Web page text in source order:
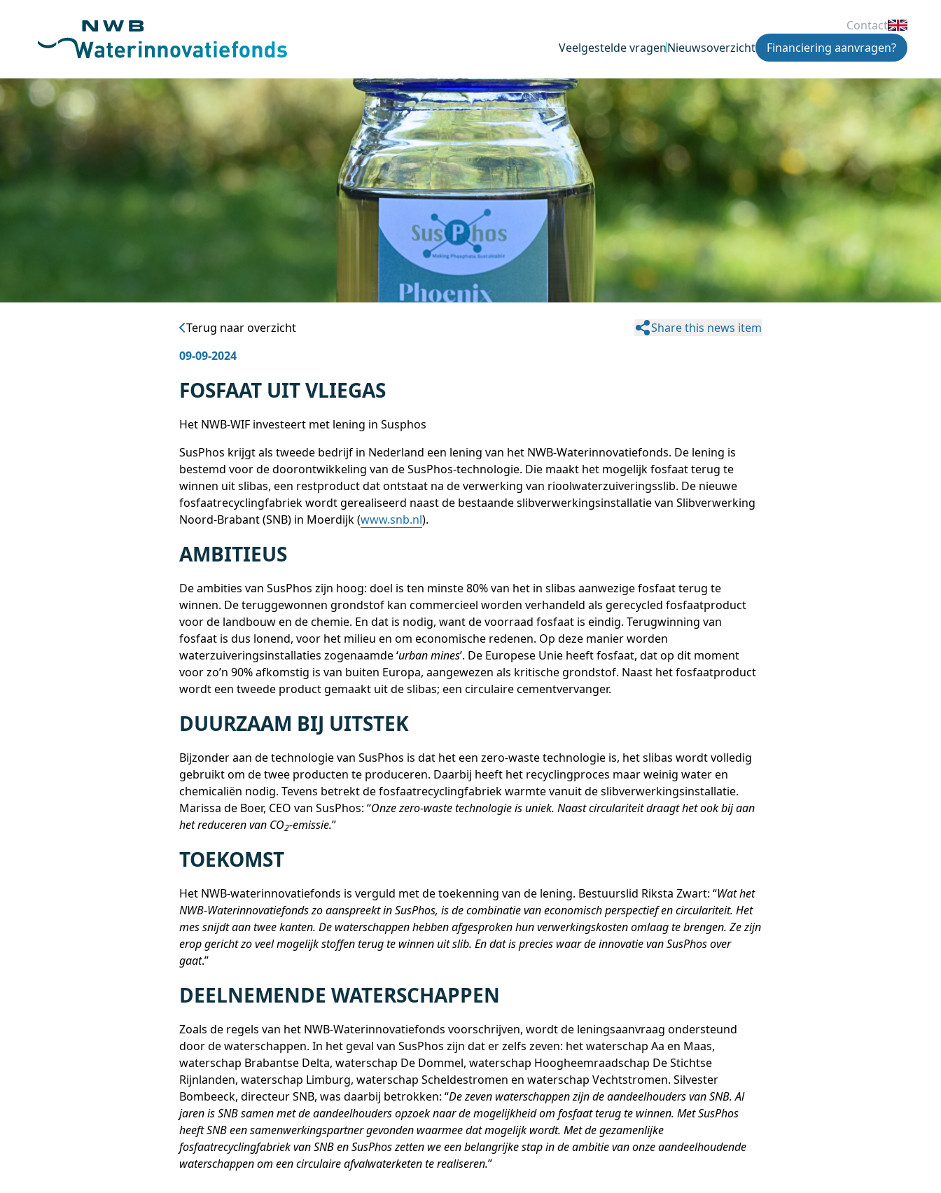
Contact
Veelgestelde vragenNieuwsoverzicht Financiering aanvragen?
Terug naar overzicht
Share this news item
09-09-2024
FOSFAAT UIT VLIEGAS
Het NWB-WIF investeert met lening in Susphos
SusPhos krijgt als tweede bedrijf in Nederland een lening van het NWB-Waterinnovatiefonds. De lening is
bestemd voor de doorontwikkeling van de SusPhos-technologie. Die maakt het mogelijk fosfaat terug te
winnen uit slibas, een restproduct dat ontstaat na de verwerking van rioolwaterzuiveringsslib. De nieuwe
fosfaatrecyclingfabriek wordt gerealiseerd naast de bestaande slibverwerkingsinstallatie van Slibverwerking
Noord-Brabant (SNB) in Moerdijk (www.snb.nl).
AMBITIEUS
De ambities van SusPhos zijn hoog: doel is ten minste 80% van het in slibas aanwezige fosfaat terug te
winnen. De teruggewonnen grondstof kan commercieel worden verhandeld als gerecycled fosfaatproduct
voor de landbouw en de chemie. En dat is nodig, want de voorraad fosfaat is eindig. Terugwinning van
fosfaat is dus lonend, voor het milieu en om economische redenen. Op deze manier worden
waterzuiveringsinstallaties zogenaamde ‘urban mines’. De Europese Unie heeft fosfaat, dat op dit moment
voor zo’n 90% afkomstig is van buiten Europa, aangewezen als kritische grondstof. Naast het fosfaatproduct
wordt een tweede product gemaakt uit de slibas; een circulaire cementvervanger.
DUURZAAM BIJ UITSTEK
Bijzonder aan de technologie van SusPhos is dat het een zero-waste technologie is, het slibas wordt volledig
gebruikt om de twee producten te produceren. Daarbij heeft het recyclingproces maar weinig water en
chemicaliën nodig. Tevens betrekt de fosfaatrecyclingfabriek warmte vanuit de slibverwerkingsinstallatie.
Marissa de Boer, CEO van SusPhos: “Onze zero-waste technologie is uniek. Naast circulariteit draagt het ook bij aan
het reduceren van CO2-emissie.”
TOEKOMST
Het NWB-waterinnovatiefonds is verguld met de toekenning van de lening. Bestuurslid Riksta Zwart: “Wat het
NWB-Waterinnovatiefonds zo aanspreekt in SusPhos, is de combinatie van economisch perspectief en circulariteit. Het
mes snijdt aan twee kanten. De waterschappen hebben afgesproken hun verwerkingskosten omlaag te brengen. Ze zijn
erop gericht zo veel mogelijk stoffen terug te winnen uit slib. En dat is precies waar de innovatie van SusPhos over
gaat.”
DEELNEMENDE WATERSCHAPPEN
Zoals de regels van het NWB-Waterinnovatiefonds voorschrijven, wordt de leningsaanvraag ondersteund
door de waterschappen. In het geval van SusPhos zijn dat er zelfs zeven: het waterschap Aa en Maas,
waterschap Brabantse Delta, waterschap De Dommel, waterschap Hoogheemraadschap De Stichtse
Rijnlanden, waterschap Limburg, waterschap Scheldestromen en waterschap Vechtstromen. Silvester
Bombeeck, directeur SNB, was daarbij betrokken: “De zeven waterschappen zijn de aandeelhouders van SNB. Al
jaren is SNB samen met de aandeelhouders opzoek naar de mogelijkheid om fosfaat terug te winnen. Met SusPhos
heeft SNB een samenwerkingspartner gevonden waarmee dat mogelijk wordt. Met de gezamenlijke
fosfaatrecyclingfabriek van SNB en SusPhos zetten we een belangrijke stap in de ambitie van onze aandeelhoudende
waterschappen om een circulaire afvalwaterketen te realiseren.”